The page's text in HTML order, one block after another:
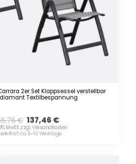
2er Set Klappsessel verstellbar
graphit/diamant Textilbespannung
€ 137,46 €
MwSt. zzgl. Versandkosten
ca. 6-10 Werktage.